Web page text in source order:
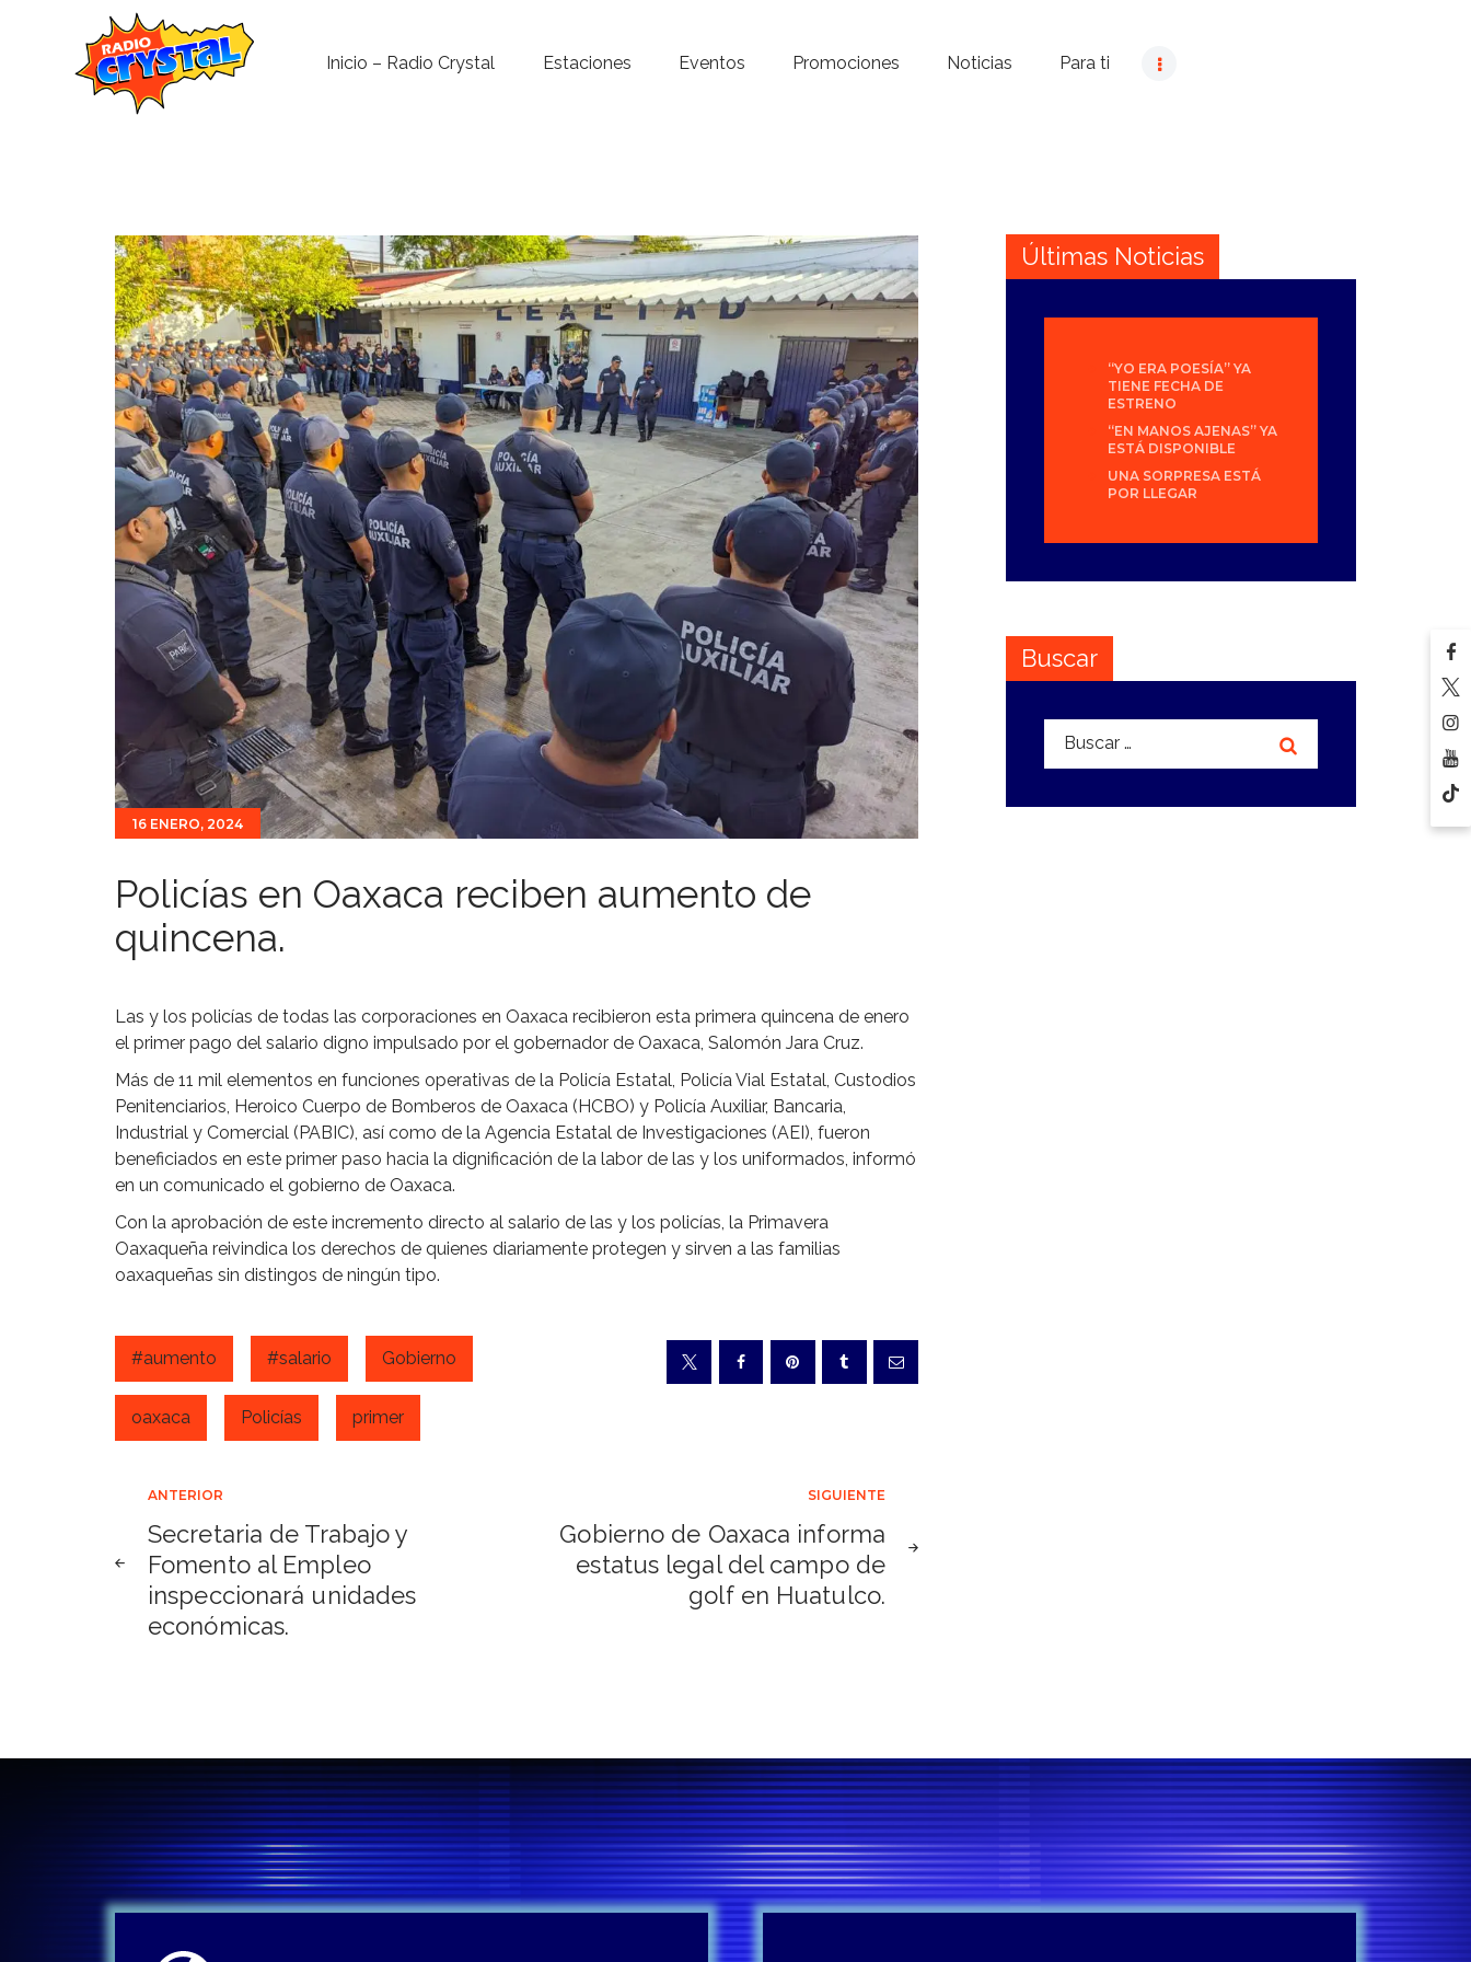
Inicio – Radio Crystal Estaciones Eventos Promociones Noticias Para ti
Noticias
Para ti
Contacto
16 ENERO, 2024
Policías en Oaxaca reciben aumento de
quincena.
Las y los policías de todas las corporaciones en Oaxaca recibieron esta primera quincena de enero
el primer pago del salario digno impulsado por el gobernador de Oaxaca, Salomón Jara Cruz.
Más de 11 mil elementos en funciones operativas de la Policía Estatal, Policía Vial Estatal, Custodios
Penitenciarios, Heroico Cuerpo de Bomberos de Oaxaca (HCBO) y Policía Auxiliar, Bancaria,
Industrial y Comercial (PABIC), así como de la Agencia Estatal de Investigaciones (AEI), fueron
beneficiados en este primer paso hacia la dignificación de la labor de las y los uniformados, informó
en un comunicado el gobierno de Oaxaca.
Con la aprobación de este incremento directo al salario de las y los policías, la Primavera
Oaxaqueña reivindica los derechos de quienes diariamente protegen y sirven a las familias
oaxaqueñas sin distingos de ningún tipo.
#aumento #salario Gobierno
oaxaca Policías primer
Navegación
de
entradas
ANTERIOR
Secretaria de Trabajo y
Fomento al Empleo
inspeccionará unidades
económicas.
SIGUIENTE
Gobierno de Oaxaca informa
estatus legal del campo de
golf en Huatulco.
Últimas Noticias
“YO ERA POESÍA” YA
TIENE FECHA DE
ESTRENO
“EN MANOS AJENAS” YA
ESTÁ DISPONIBLE
UNA SORPRESA ESTÁ
POR LLEGAR
Buscar
Buscar: